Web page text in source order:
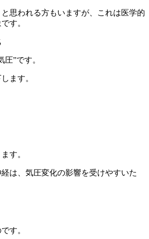
と思われる方もいますが、これは医学的
す。
”です。
ます。
す。
は、気圧変化の影響を受けやすいた
す。